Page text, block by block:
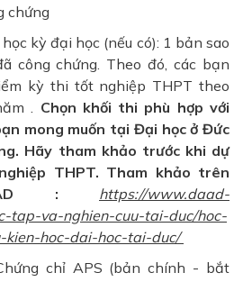
chứng
kỳ đại học (nếu có): 1 bản sao
công chứng. Theo đó, các bạn
kỳ thi tốt nghiệp THPT theo
. Chọn khối thi phù hợp với
mong muốn tại Đại học ở Đức
Hãy tham khảo trước khi dự
THPT. Tham khảo trên
: https://www.daad-
tap-va-nghien-cuu-tai-duc/hoc-
kien-hoc-dai-hoc-tai-duc/
chỉ APS (bản chính - bắt